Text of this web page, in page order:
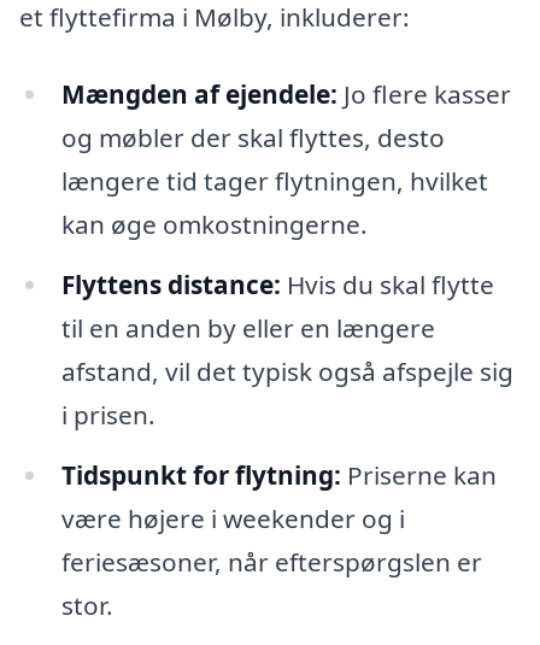
et flyttefirma i Mølby, inkluderer:
Mængden af ejendele: Jo flere kasser
og møbler der skal flyttes, desto
længere tid tager flytningen, hvilket
kan øge omkostningerne.
Flyttens distance: Hvis du skal flytte
til en anden by eller en længere
afstand, vil det typisk også afspejle sig
i prisen.
Tidspunkt for flytning: Priserne kan
være højere i weekender og i
feriesæsoner, når efterspørgslen er
stor.